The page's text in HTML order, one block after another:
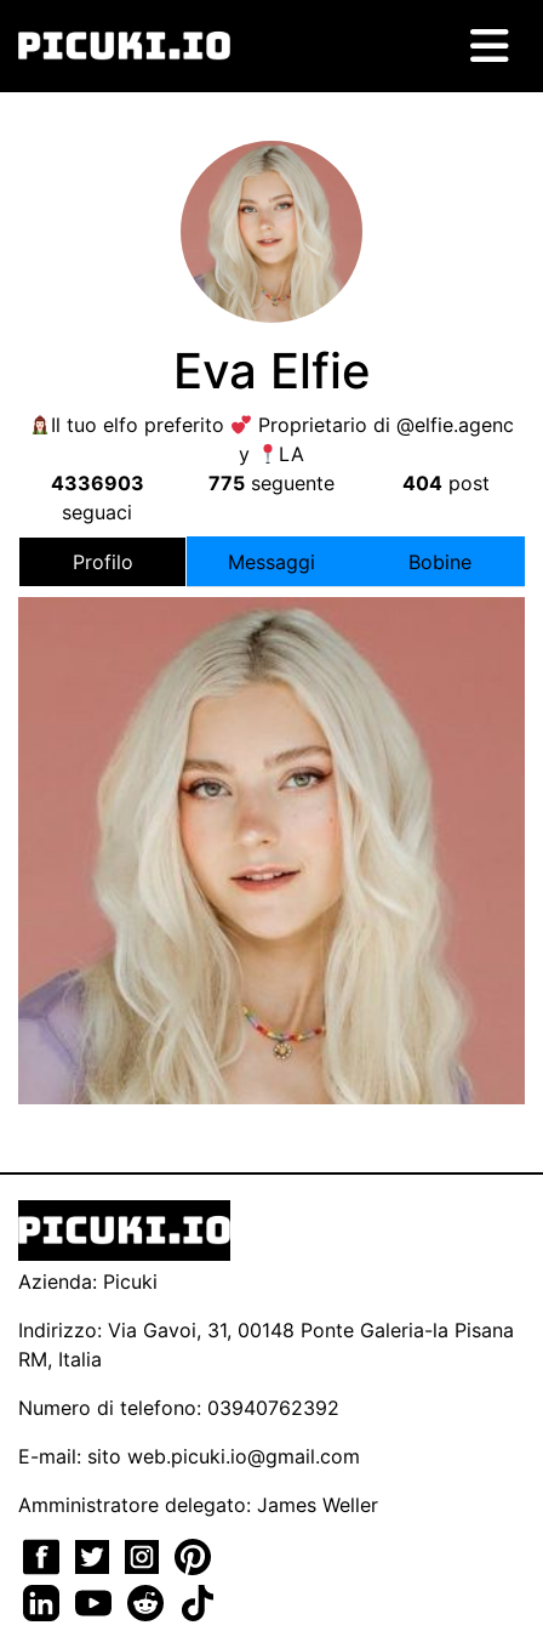
Eva Elfie
Il tuo elfo preferito
Proprietario di @elfie.agenc
y
LA
4336903
seguaci
775 seguente 404 post
Profilo Messaggi Bobine
Azienda: Picuki
Indirizzo: Via Gavoi, 31, 00148 Ponte Galeria-la Pisana
RM, Italia
Numero di telefono: 03940762392
E-mail: sito web.picuki.io@gmail.com
Amministratore delegato: James Weller